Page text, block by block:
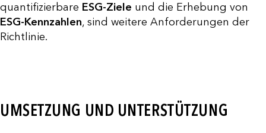
quantifizierbare ESG-Ziele und die Erhebung von
ESG-Kennzahlen, sind weitere Anforderungen der
Richtlinie.
UMSETZUNG UND UNTERSTÜTZUNG